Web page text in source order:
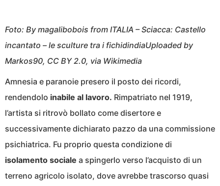
Foto: By magalibobois from ITALIA – Sciacca: Castello
incantato – le sculture tra i fichidindiaUploaded by
Markos90, CC BY 2.0, via Wikimedia
Amnesia e paranoie presero il posto dei ricordi,
rendendolo inabile al lavoro. Rimpatriato nel 1919,
l’artista si ritrovò bollato come disertore e
successivamente dichiarato pazzo da una commissione
psichiatrica. Fu proprio questa condizione di
isolamento sociale a spingerlo verso l’acquisto di un
terreno agricolo isolato, dove avrebbe trascorso quasi